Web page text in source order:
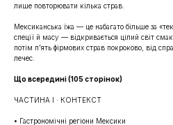
лише повторювати кілька страв.
Мексиканська їжа — це набагато більше за
спеції й масу — відкривається цілий світ
потім п'ять фірмових страв покроково, від
лечес.
Що всередині (105 сторінок)
ЧАСТИНА I · КОНТЕКСТ
• Гастрономічні регіони Мексики